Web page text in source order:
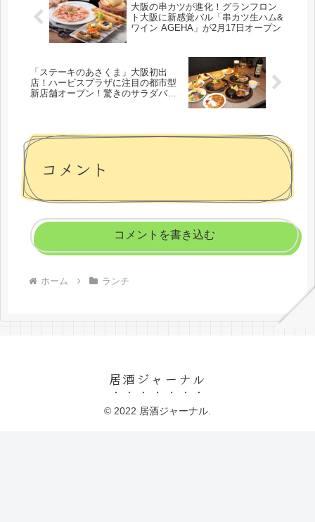
大阪の串カツが進化！グランフロン
ト大阪に新感覚バル「串カツ生ハム&
ワイン AGEHA」が2月17日オープン
「ステーキのあさくま」大阪初出
店！ハービスプラザに注目の都市型
新店舗オープン！驚きのサラダバー
コメント
コメントを書き込む
ホーム ランチ
居酒ジャーナル
© 2022 居酒ジャーナル.